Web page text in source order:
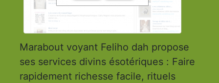
Marabout voyant Feliho dah propose
ses services divins ésotériques : Faire
rapidement richesse facile, rituels